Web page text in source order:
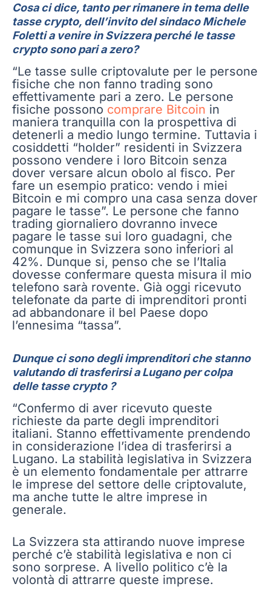
Cosa ci dice, tanto per rimanere in tema delle
tasse crypto, dell’invito del sindaco Michele
Foletti a venire in Svizzera perché le tasse
crypto sono pari a zero?
“Le tasse sulle criptovalute per le persone
fisiche che non fanno trading sono
effettivamente pari a zero. Le persone
fisiche possono comprare Bitcoin in
maniera tranquilla con la prospettiva di
detenerli a medio lungo termine. Tuttavia i
cosiddetti “holder” residenti in Svizzera
possono vendere i loro Bitcoin senza
dover versare alcun obolo al fisco. Per
fare un esempio pratico: vendo i miei
Bitcoin e mi compro una casa senza dover
pagare le tasse”. Le persone che fanno
trading giornaliero dovranno invece
pagare le tasse sui loro guadagni, che
comunque in Svizzera sono inferiori al
42%. Dunque si, penso che se l’Italia
dovesse confermare questa misura il mio
telefono sarà rovente. Già oggi ricevuto
telefonate da parte di imprenditori pronti
ad abbandonare il bel Paese dopo
l’ennesima “tassa”.
Dunque ci sono degli imprenditori che stanno
valutando di trasferirsi a Lugano per colpa
delle tasse crypto ?
“Confermo di aver ricevuto queste
richieste da parte degli imprenditori
italiani. Stanno effettivamente prendendo
in considerazione l’idea di trasferirsi a
Lugano. La stabilità legislativa in Svizzera
è un elemento fondamentale per attrarre
le imprese del settore delle criptovalute,
ma anche tutte le altre imprese in
generale.
La Svizzera sta attirando nuove imprese
perché c’è stabilità legislativa e non ci
sono sorprese. A livello politico c’è la
volontà di attrarre queste imprese.